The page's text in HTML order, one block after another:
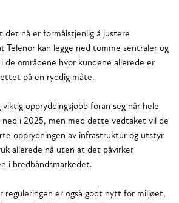
det nå er formålstjenlig å justere
Telenor kan legge ned tomme sentraler og
områdene hvor kundene allerede er
på en ryddig måte.
viktig oppryddingsjobb foran seg når hele
i 2025, men med dette vedtaket vil de
opprydningen av infrastruktur og utstyr
allerede nå uten at det påvirker
i bredbåndsmarkedet.
reguleringen er også godt nytt for miljøet,